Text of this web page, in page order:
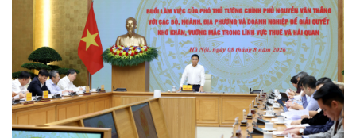
Cây thuốc
Sản phụ khoa
Nam khoa
Làm đẹp - giảm cân
Phòng mạch online
Ăn sạch sống khỏe
Blog
Tình yêu - Gia đình